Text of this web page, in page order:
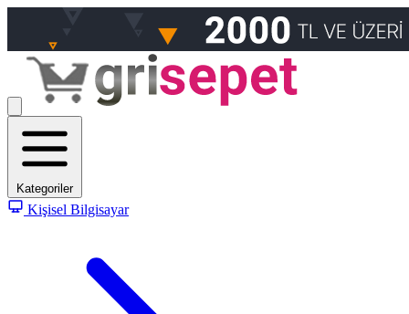
Kategoriler
Kişisel Bilgisayar